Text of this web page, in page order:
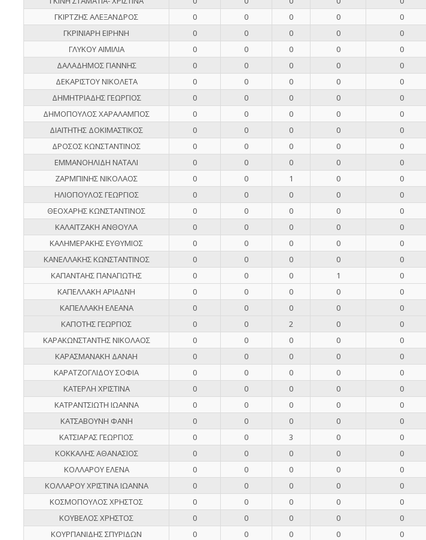
ΓΚΙΡΤΖΗΣ ΑΛΕΞΑΝΔΡΟΣ
0 0 0 0 0
ΓΚΡΙΝΙΑΡΗ ΕΙΡΗΝΗ
0 0 0 0 0
ΓΛΥΚΟΥ ΑΙΜΙΛΙΑ
0 0 0 0 0
ΔΑΛΑΔΗΜΟΣ ΓΙΑΝΝΗΣ
0 0 0 0 0
ΔΕΚΑΡΙΣΤΟΥ ΝΙΚΟΛΕΤΑ
0 0 0 0 0
ΔΗΜΗΤΡΙΑΔΗΣ ΓΕΩΡΓΙΟΣ
0 0 0 0 0
ΔΗΜΟΠΟΥΛΟΣ ΧΑΡΑΛΑΜΠΟΣ
0 0 0 0 0
ΔΙΑΙΤΗΤΗΣ ΔΟΚΙΜΑΣΤΙΚΟΣ
0 0 0 0 0
ΔΡΟΣΟΣ ΚΩΝΣΤΑΝΤΙΝΟΣ
0 0 0 0 0
ΕΜΜΑΝΟΗΛΙΔΗ ΝΑΤΑΛΙ
0 0 0 0 0
ΖΑΡΜΠΙΝΗΣ ΝΙΚΟΛΑΟΣ
0 0 1 0 0
ΗΛΙΟΠΟΥΛΟΣ ΓΕΩΡΓΙΟΣ
0 0 0 0 0
ΘΕΟΧΑΡΗΣ ΚΩΝΣΤΑΝΤΙΝΟΣ
0 0 0 0 0
ΚΑΛΑΪΤΖΑΚΗ ΑΝΘΟΥΛΑ
0 0 0 0 0
ΚΑΛΗΜΕΡΑΚΗΣ ΕΥΘΥΜΙΟΣ
0 0 0 0 0
ΚΑΝΕΛΛΑΚΗΣ ΚΩΝΣΤΑΝΤΙΝΟΣ
0 0 0 0 0
ΚΑΠΑΝΤΑΗΣ ΠΑΝΑΓΙΩΤΗΣ
0 0 0 1 0
ΚΑΠΕΛΛΑΚΗ ΑΡΙΑΔΝΗ
0 0 0 0 0
ΚΑΠΕΛΛΑΚΗ ΕΛΕΑΝΑ
0 0 0 0 0
ΚΑΠΟΤΗΣ ΓΕΩΡΓΙΟΣ
0 0 2 0 0
ΚΑΡΑΚΩΝΣΤΑΝΤΗΣ ΝΙΚΟΛΑΟΣ
0 0 0 0 0
ΚΑΡΑΣΜΑΝΑΚΗ ΔΑΝΑΗ
0 0 0 0 0
ΚΑΡΑΤΖΟΓΛΙΔΟΥ ΣΟΦΙΑ
0 0 0 0 0
ΚΑΤΕΡΛΗ ΧΡΙΣΤΙΝΑ
0 0 0 0 0
ΚΑΤΡΑΝΤΣΙΩΤΗ ΙΩΑΝΝΑ
0 0 0 0 0
ΚΑΤΣΑΒΟΥΝΗ ΦΑΝΗ
0 0 0 0 0
ΚΑΤΣΙΑΡΑΣ ΓΕΩΡΓΙΟΣ
0 0 3 0 0
ΚΟΚΚΑΛΗΣ ΑΘΑΝΑΣΙΟΣ
0 0 0 0 0
ΚΟΛΛΑΡΟΥ ΕΛΕΝΑ
0 0 0 0 0
ΚΟΛΛΑΡΟΥ ΧΡΙΣΤΙΝΑ ΙΩΑΝΝΑ
0 0 0 0 0
ΚΟΣΜΟΠΟΥΛΟΣ ΧΡΗΣΤΟΣ
0 0 0 0 0
ΚΟΥΒΕΛΟΣ ΧΡΗΣΤΟΣ
0 0 0 0 0
ΚΟΥΡΠΑΝΙΔΗΣ ΣΠΥΡΙΔΩΝ
0 0 0 0 0